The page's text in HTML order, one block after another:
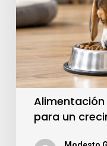
para un